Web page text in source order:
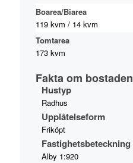
Boarea/Biarea
119 kvm / 14 kvm
Tomtarea
173 kvm
Fakta om bostaden
Hustyp
Radhus
Upplåtelseform
Friköpt
Fastighetsbeteckning
Alby 1:920